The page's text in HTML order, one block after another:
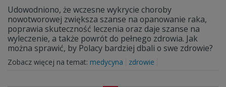
Udowodniono, że wczesne wykrycie choroby
nowotworowej zwiększa szanse na opanowanie raka,
poprawia skuteczność leczenia oraz daje szanse na
wyleczenie, a także powrót do pełnego zdrowia. Jak
można sprawić, by Polacy bardziej dbali o swe zdrowie?
Zobacz więcej na temat: medycyna zdrowie